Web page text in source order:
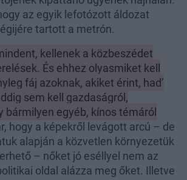
az egyik lefotózott áldozat
tartott a metrón.
kellenek a közbeszédet
És ehhez olyasmiket kell
fáj azoknak, akiket érint, had’
sem kell gazdaságról,
bármilyen egyéb, kínos témáról
hogy a képekről levágott arcú – de
alapján a közvetlen környezetük
– nőket jó eséllyel nem az
oldal alázza meg őket. Illetve